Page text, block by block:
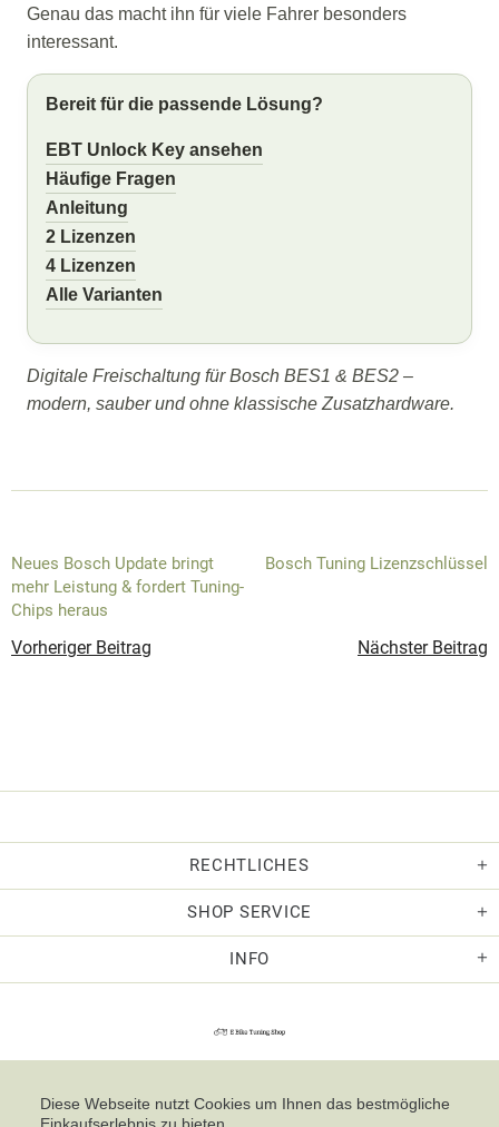
Genau das macht ihn für viele Fahrer besonders
interessant.
Bereit für die passende Lösung?
EBT Unlock Key ansehen
Häufige Fragen
Anleitung
2 Lizenzen
4 Lizenzen
Alle Varianten
Digitale Freischaltung für Bosch BES1 & BES2 –
modern, sauber und ohne klassische Zusatzhardware.
Neues Bosch Update bringt
mehr Leistung & fordert Tuning-
Chips heraus
Vorheriger Beitrag
Bosch Tuning Lizenzschlüssel
Nächster Beitrag
RECHTLICHES
SHOP SERVICE
INFO
Diese Webseite nutzt Cookies um Ihnen das bestmögliche